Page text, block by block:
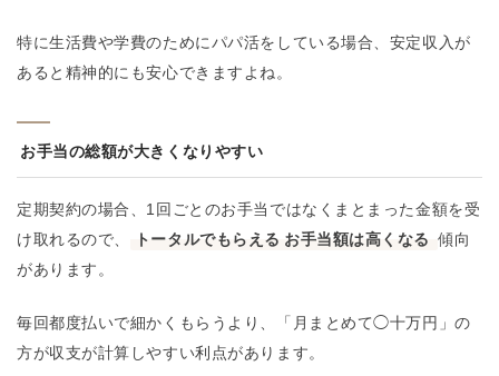
特に生活費や学費のためにパパ活をしている場合、安定収入が
あると精神的にも安心できますよね。
お手当の総額が大きくなりやすい
定期契約の場合、1回ごとのお手当ではなくまとまった金額を受
け取れるので、
トータルでもらえる お手当額は高くなる 傾向
があります​。
毎回都度払いで細かくもらうより、「月まとめて◯十万円」の
方が収支が計算しやすい利点があります。